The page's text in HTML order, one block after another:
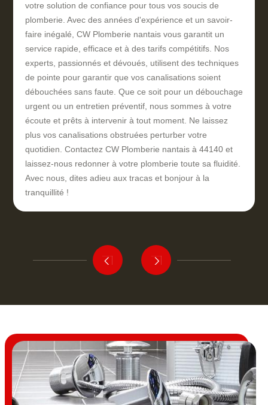
votre solution de confiance pour tous vos soucis de
plomberie. Avec des années d'expérience et un savoir-
faire inégalé, CW Plomberie nantais vous garantit un
service rapide, efficace et à des tarifs compétitifs. Nos
experts, passionnés et dévoués, utilisent des techniques
de pointe pour garantir que vos canalisations soient
débouchées sans faute. Que ce soit pour un débouchage
urgent ou un entretien préventif, nous sommes à votre
écoute et prêts à intervenir à tout moment. Ne laissez
plus vos canalisations obstruées perturber votre
quotidien. Contactez CW Plomberie nantais à 44140 et
laissez-nous redonner à votre plomberie toute sa fluidité.
Avec nous, dites adieu aux tracas et bonjour à la
tranquillité !